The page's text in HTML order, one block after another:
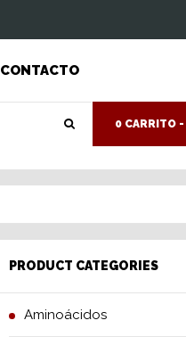
CONTACTO
0 CARRITO -
PRODUCT CATEGORIES
Aminoácidos